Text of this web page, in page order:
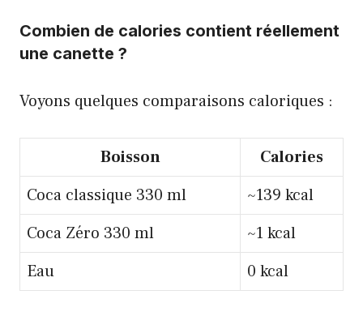
Combien de calories contient réellement
une canette ?
Voyons quelques comparaisons caloriques :
Boisson
Calories
Coca classique 330 ml
~139 kcal
Coca Zéro 330 ml
~1 kcal
Eau
0 kcal